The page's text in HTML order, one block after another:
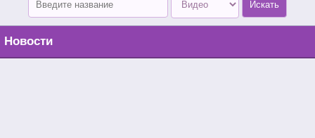
Новости